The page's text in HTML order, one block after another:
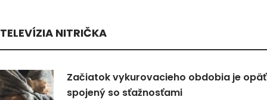
TELEVÍZIA NITRIČKA
Začiatok vykurovacieho obdobia je opäť
spojený so sťažnosťami